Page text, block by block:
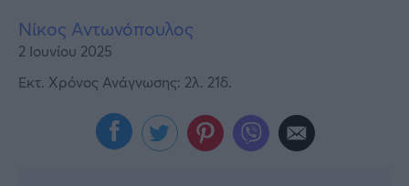
Νίκος Αντωνόπουλος
2 Ιουνίου 2025
Εκτ. Χρόνος Ανάγνωσης: 2λ. 21δ.